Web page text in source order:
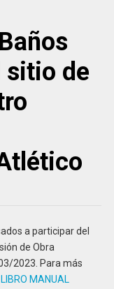
sitio de
a participar del
de Obra
2023. Para más
MANUAL